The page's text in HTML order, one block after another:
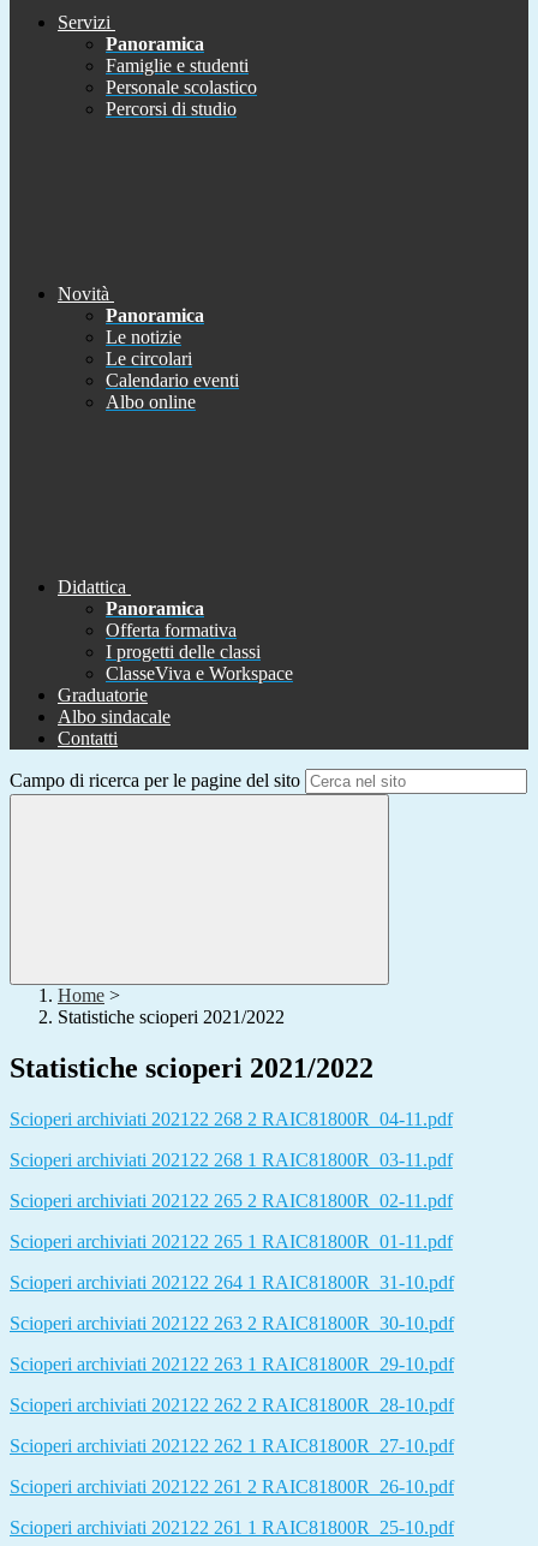
Servizi
Panoramica
Famiglie e studenti
Personale scolastico
Percorsi di studio
Novità
Panoramica
Le notizie
Le circolari
Calendario eventi
Albo online
Didattica
Panoramica
Offerta formativa
I progetti delle classi
ClasseViva e Workspace
Graduatorie
Albo sindacale
Contatti
Campo di ricerca per le pagine del sito
Home >
Statistiche scioperi 2021/2022
Statistiche scioperi 2021/2022
Scioperi archiviati 202122 268 2 RAIC81800R_04-11.pdf
Scioperi archiviati 202122 268 1 RAIC81800R_03-11.pdf
Scioperi archiviati 202122 265 2 RAIC81800R_02-11.pdf
Scioperi archiviati 202122 265 1 RAIC81800R_01-11.pdf
Scioperi archiviati 202122 264 1 RAIC81800R_31-10.pdf
Scioperi archiviati 202122 263 2 RAIC81800R_30-10.pdf
Scioperi archiviati 202122 263 1 RAIC81800R_29-10.pdf
Scioperi archiviati 202122 262 2 RAIC81800R_28-10.pdf
Scioperi archiviati 202122 262 1 RAIC81800R_27-10.pdf
Scioperi archiviati 202122 261 2 RAIC81800R_26-10.pdf
Scioperi archiviati 202122 261 1 RAIC81800R_25-10.pdf